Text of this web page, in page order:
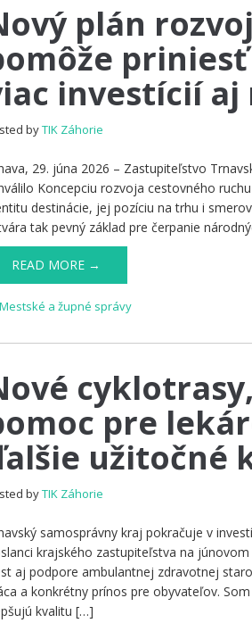
plán
investícií aj
byTIK Záhorie
29. júna 2026 – Zastupiteľstvo
Koncepciu rozvoja cestovného
destinácie, jej pozíciu na trhu i
tak pevný základ pre čerpanie
READ MORE →
Mestské a župné správy
pre
užitočné
byTIK Záhorie
samosprávny kraj pokračuje v
krajského zastupiteľstva na
aj podpore ambulantnej zdravotnej
a konkrétny prínos pre obyvateľov.
kvalitu […]